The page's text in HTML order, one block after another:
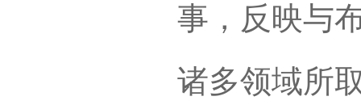
事，反映与
诸多领域所